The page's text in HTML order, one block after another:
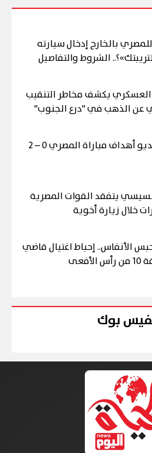
بالخارج إدخال سيارته
الشروط والتفاصيل
يكشف مخاطر التنقيب
عن الذهب في "درع الجنوب"
شاهد فيديو أهداف مباراة المصري 0 – 2
يتفقد القوات المصرية
خلال زيارة أخوية
الأنفاس.. إحباط اغتيال قاضي
بوك